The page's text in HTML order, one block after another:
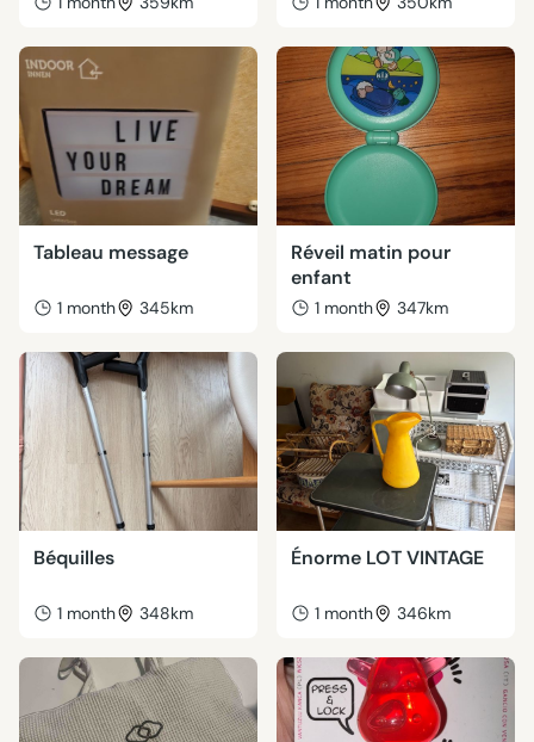
Tableau message
1 month 345km
Réveil matin pour
enfant
1 month 347km
Béquilles
1 month 348km
Énorme LOT VINTAGE
1 month 346km